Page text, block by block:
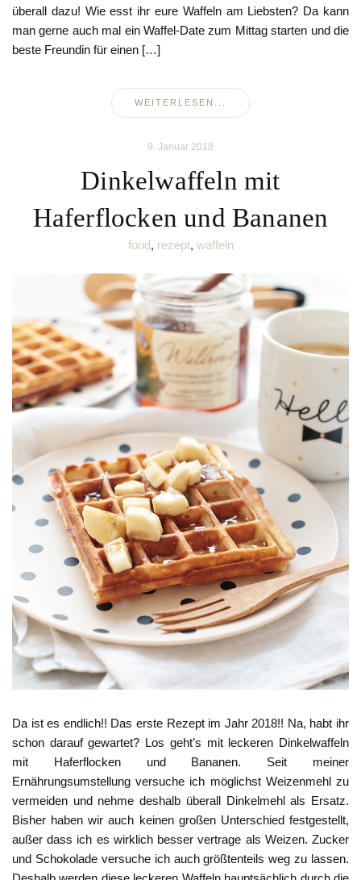
überall dazu! Wie esst ihr eure Waffeln am Liebsten? Da kann
man gerne auch mal ein Waffel-Date zum Mittag starten und die
beste Freundin für einen […]
WEITERLESEN...
9. Januar 2018
Dinkelwaffeln mit
Haferflocken und Bananen
food, rezept, waffeln
Da ist es endlich!! Das erste Rezept im Jahr 2018!! Na, habt ihr
schon darauf gewartet? Los geht’s mit leckeren Dinkelwaffeln
mit Haferflocken und Bananen. Seit meiner
Ernährungsumstellung versuche ich möglichst Weizenmehl zu
vermeiden und nehme deshalb überall Dinkelmehl als Ersatz.
Bisher haben wir auch keinen großen Unterschied festgestellt,
außer dass ich es wirklich besser vertrage als Weizen. Zucker
und Schokolade versuche ich auch größtenteils weg zu lassen.